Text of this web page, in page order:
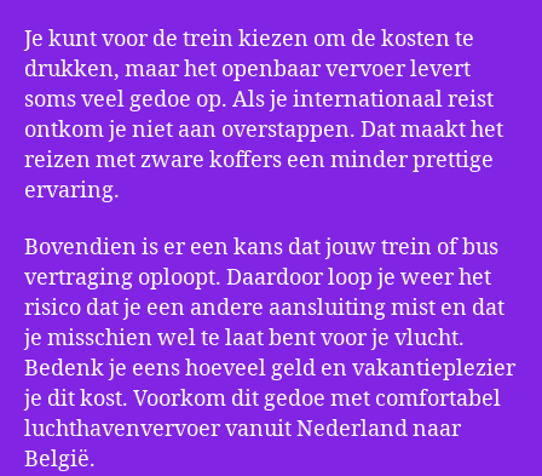
Je kunt voor de trein kiezen om de kosten te
drukken, maar het openbaar vervoer levert
soms veel gedoe op. Als je internationaal reist
ontkom je niet aan overstappen. Dat maakt het
reizen met zware koffers een minder prettige
ervaring.
Bovendien is er een kans dat jouw trein of bus
vertraging oploopt. Daardoor loop je weer het
risico dat je een andere aansluiting mist en dat
je misschien wel te laat bent voor je vlucht.
Bedenk je eens hoeveel geld en vakantieplezier
je dit kost. Voorkom dit gedoe met comfortabel
luchthavenvervoer vanuit Nederland naar
België.